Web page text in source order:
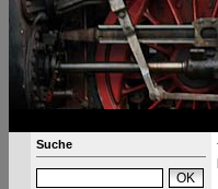
Suche